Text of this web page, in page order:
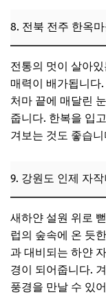
8. 전북 전주 한옥
전통의 멋이 살아있
매력이 배가됩니다
처마 끝에 매달린
줍니다. 한복을 입
겨보는 것도 좋습니
9. 강원도 인제 자
새하얀 설원 위로
럽의 숲속에 온 듯
과 대비되는 하얀
경이 되어줍니다.
풍경을 만날 수 있